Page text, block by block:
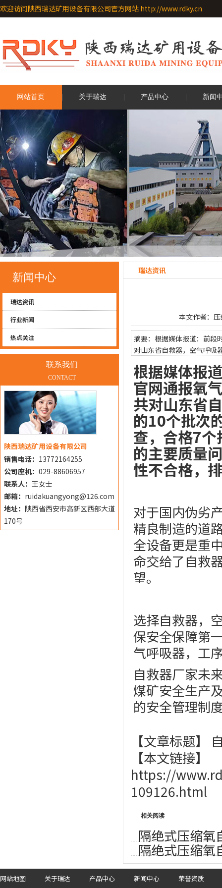
欢迎访问陕西瑞达矿用设备有限公司官方网站 http://www.rdky.cn
网站首页 关于瑞达 产品中心 新闻
瑞达资讯
本文作者：
摘要：根据媒体报道：前段
对山东省自救器，空气呼吸
根据媒体报
官网通报氧
共对山东省
的10个批次
查，合格7
的主要质量
性不合格，
对于国内伪劣
精良制造的道
全设备更是重
命交给了自救
望。
选择自救器，
保安全保障第
气呼吸器，工
自救器厂家未
煤矿安全生产
的安全管理制
【文章标题】
【本文链接】
https://
109126.html
相关阅读
隔绝式压缩氧
隔绝式压缩氧
新闻中心
瑞达资讯
行业新闻
热点关注
联系我们
CONTACT
陕西瑞达矿用设备有限公司
销售电话： 13772164255
公司座机： 029-88606957
联系人： 王女士
邮箱： ruidakuangyong@126.com
地址： 陕西省西安市高新区西部大道
170号
网站地图 关于瑞达 产品中心 新闻中心 荣誉资质